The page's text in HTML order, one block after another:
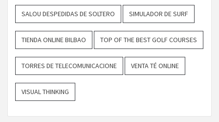
SALOU DESPEDIDAS DE SOLTERO SIMULADOR DE SURF
TIENDA ONLINE BILBAO TOP OF THE BEST GOLF COURSES
TORRES DE TELECOMUNICACIONE VENTA TÉ ONLINE
VISUAL THINKING